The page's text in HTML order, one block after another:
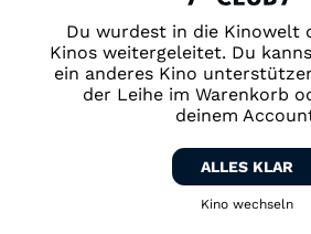
Du wurdest in die Kinowelt
Kinos weitergeleitet. Du
ein anderes Kino
der Leihe im Warenkorb
deinem
ALLES KLAR
Kino wechseln
Zum Topkino
FRAUENFRAGMENTE:
FRAUENFRAGMENTE: Gini